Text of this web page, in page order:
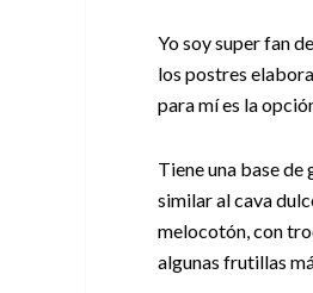
Yo soy super fan
los postres
para mí es la
Tiene una base de
similar al cava
melocotón, con
algunas frutillas